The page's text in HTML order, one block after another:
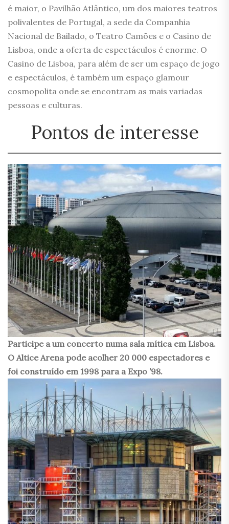
é maior, o Pavilhão Atlântico, um dos maiores teatros
polivalentes de Portugal, a sede da Companhia
Nacional de Bailado, o Teatro Camões e o Casino de
Lisboa, onde a oferta de espectáculos é enorme. O
Casino de Lisboa, para além de ser um espaço de jogo
e espectáculos, é também um espaço glamour
cosmopolita onde se encontram as mais variadas
pessoas e culturas.
Pontos de interesse
Participe a um concerto numa sala mítica em Lisboa.
O Altice Arena pode acolher 20 000 espectadores e
foi construído em 1998 para a Expo ’98.